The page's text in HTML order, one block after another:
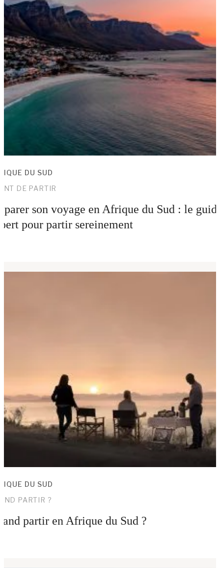
DU SUD
DE PARTIR
son voyage en Afrique du Sud : le
pour partir sereinement
DU SUD
PARTIR ?
partir en Afrique du Sud ?